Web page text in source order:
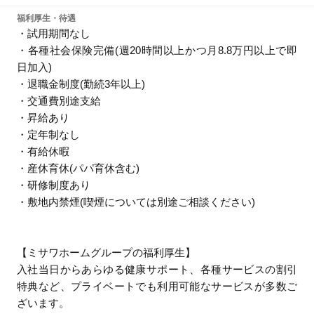
福利厚生・待遇
・試用期間なし
・各種社会保険完備(週20時間以上かつ月8.8万円以上で即
日加入)
・退職金制度(勤続3年以上)
・交通費別途支給
・昇給あり
・定年制なし
・有給休暇
・産休育休(パパ育休含む)
・研修制度あり
・敷地内禁煙(喫煙については別途ご相談ください)
【ミサワホームグループの福利厚生】
入社当日からあらゆる健康サポート、各種サービスの割引
特典など、プライベートでも利用可能なサービスが多数ご
ざいます。